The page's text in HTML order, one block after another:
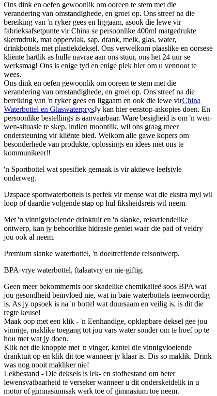
Ons dink en oefen gewoonlik om ooreen te stem met die
verandering van omstandighede, en groei op. Ons streef na die
bereiking van 'n ryker gees en liggaam, asook die lewe vir
fabrieksafsetpunte vir China se persoonlike 400ml matgedrukte
skermdruk, mat oppervlak, sap, drank, melk, glas, water,
drinkbottels met plastiekdeksel. Ons verwelkom plaaslike en oorsese
kliënte hartlik as hulle navrae aan ons stuur, ons het 24 uur se
werksmag! Ons is enige tyd en enige plek hier om u vennoot te
wees.
Ons dink en oefen gewoonlik om ooreen te stem met die
verandering van omstandighede, en groei op. Ons streef na die
bereiking van 'n ryker gees en liggaam en ook die lewe virChina
Waterbottel en GlaswaterprysJy kan hier eenstop-inkopies doen. En
persoonlike bestellings is aanvaarbaar. Ware besigheid is om 'n wen-
wen-situasie te skep, indien moontlik, wil ons graag meer
ondersteuning vir kliënte bied. Welkom alle gawe kopers om
besonderhede van produkte, oplossings en idees met ons te
kommunikeer!!
'n Sportbottel wat spesifiek gemaak is vir aktiewe leefstyle
onderweg.
Uzspace sportwaterbottels is perfek vir mense wat die ekstra myl wil
loop of daardie volgende stap op hul fiksheidsreis wil neem.
Met 'n vinnigvloeiende drinktuit en 'n slanke, reisvriendelike
ontwerp, kan jy behoorlike hidrasie geniet waar die pad of veldry
jou ook al neem.
Premium slanke waterbottel, 'n doeltreffende reisontwerp.
BPA-vrye waterbottel, ftalaatvry en nie-giftig.
Geen meer bekommernis oor skadelike chemikalieë soos BPA wat
jou gesondheid beïnvloed nie, wat in baie waterbottels teenwoordig
is. As jy opsoek is na 'n bottel wat duursaam en veilig is, is dit die
regte keuse!
Maak oop met een klik - 'n Eenhandige, opklapbare deksel gee jou
vinnige, maklike toegang tot jou vars water sonder om te hoef op te
hou met wat jy doen.
Klik net die knoppie met 'n vinger, kantel die vinnigvloeiende
dranktuit op en klik dit toe wanneer jy klaar is. Dis so maklik. Drink
was nog nooit makliker nie!
Lekbestand - Die deksels is lek- en stofbestand om beter
lewensvatbaarheid te verseker wanneer u dit onderskeidelik in u
motor of gimnasiumsak werk toe of gimnasium toe neem.